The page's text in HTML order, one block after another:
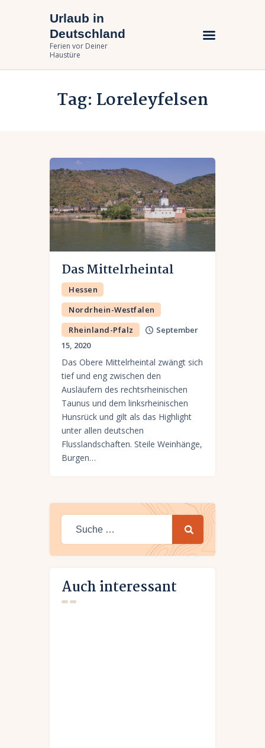
Urlaub in
Deutschland
Ferien vor Deiner
Haustüre
Tag: Loreleyfelsen
Urlaub in Deutschland
Ferien vor Deiner Haustüre
Urlaub zuhause
Bundesländer
Das Mittelrheintal
Hessen
Nordrhein-Westfalen
Rheinland-Pfalz
September
15, 2020
Das Obere Mittelrheintal zwängt sich
tief und eng zwischen den
Ausläufern des rechtsrheinischen
Taunus und dem linksrheinischen
Hunsrück und gilt als das Highlight
unter allen deutschen
Flusslandschaften. Steile Weinhänge,
Burgen…
Auch interessant